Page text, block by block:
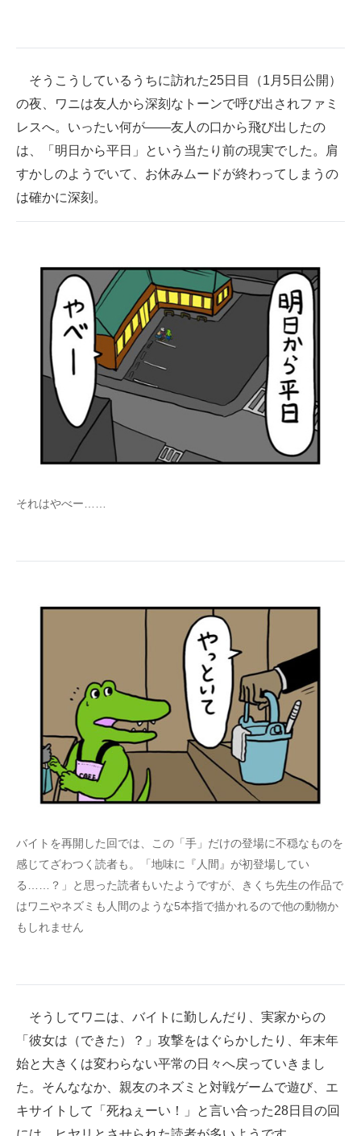
そうこうしているうちに訪れた25日目（1月5日公開）
の夜、ワニは友人から深刻なトーンで呼び出されファミ
レスへ。いったい何が――友人の口から飛び出したの
は、「明日から平日」という当たり前の現実でした。肩
すかしのようでいて、お休みムードが終わってしまうの
は確かに深刻。
それはやべー……
バイトを再開した回では、この「手」だけの登場に不穏なものを
感じてざわつく読者も。「地味に『人間』が初登場してい
る……？」と思った読者もいたようですが、きくち先生の作品で
はワニやネズミも人間のような5本指で描かれるので他の動物か
もしれません
そうしてワニは、バイトに勤しんだり、実家からの
「彼女は（できた）？」攻撃をはぐらかしたり、年末年
始と大きくは変わらない平常の日々へ戻っていきまし
た。そんななか、親友のネズミと対戦ゲームで遊び、エ
キサイトして「死ねぇーい！」と言い合った28日目の回